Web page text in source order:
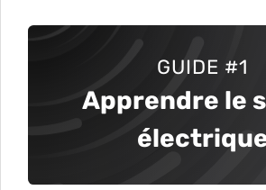
GUIDE #1
Apprendre le